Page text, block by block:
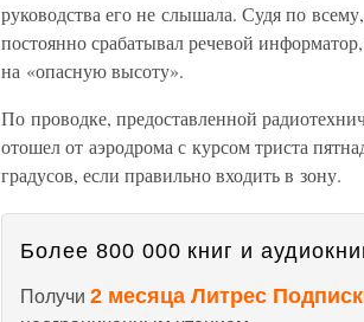
руководства его не слышала. Судя по
постоянно срабатывал речевой
на «опасную высоту».
По проводке, предоставленной
отошел от аэродрома с курсом триста
градусов, если правильно входить в зону.
Более 800 000 книг и
Получи 2 месяца Литрес